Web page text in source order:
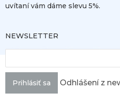
uvítaní vám dáme slevu 5%.
NEWSLETTER
Prihlásiť sa Odhlášení z